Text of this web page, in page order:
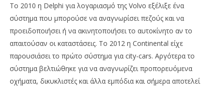
To 2010 η Delphi για λογαριασμό της Volvo εξέλιξε ένα
σύστημα που μπορούσε να αναγνωρίσει πεζούς και να
προειδοποιήσει ή να ακινητοποιήσει το αυτοκίνητο αν το
απαιτούσαν οι καταστάσεις. Το 2012 η Continental είχε
παρουσιάσει το πρώτο σύστημα για city-cars. Αργότερα το
σύστημα βελτιώθηκε για να αναγνωρίζει προπορευόμενα
οχήματα, δικυκλιστές και άλλα εμπόδια και σήμερα αποτελεί